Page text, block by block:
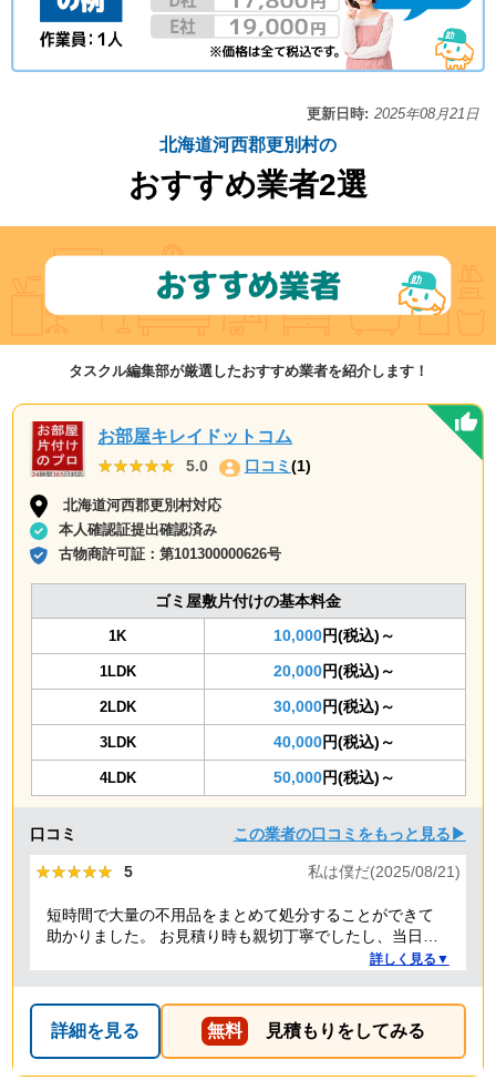
更新日時: 2025年08月21日
北海道河西郡更別村の
おすすめ業者2選
タスクル編集部が厳選したおすすめ業者を紹介します！
お部屋キレイドットコム
★★★★★
★★★★★ 5.0 口コミ(1)
北海道河西郡更別村対応
本人確認証提出確認済み
古物商許可証：第101300000626号
ゴミ屋敷片付けの基本料金
1K 10,000円(税込)～
1LDK 20,000円(税込)～
2LDK 30,000円(税込)～
3LDK 40,000円(税込)～
4LDK 50,000円(税込)～
口コミ この業者の口コミをもっと見る▶
★★★★★
★★★★★ 5 私は僕だ(2025/08/21)
短時間で大量の不用品をまとめて処分することができて
助かりました。 お見積り時も親切丁寧でしたし、当日作
業を担当してくれた方たちも礼儀正しく気持ちよく対応
詳しく見る▼
詳細を見る 無料 見積もりをしてみる